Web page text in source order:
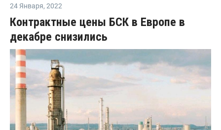
24 Января, 2022
Контрактные цены БСК в Европе в
декабре снизились